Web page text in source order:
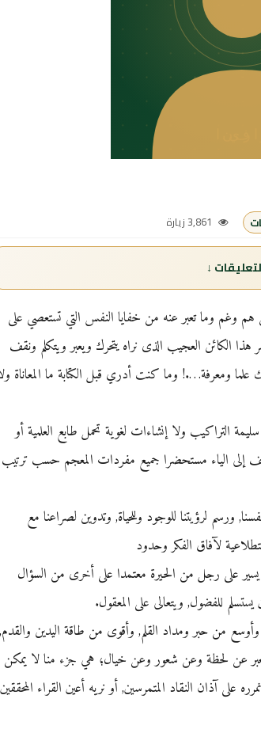
3,861 زيارة
هم وغم وما تعبر عنه من خفايا النفس التي تستعصي على
الكائن العجيب الذى نراه يتحرك ويعبر ويتكلم ونقف
ومعرفة….! وما كنت أدري قبل الكتابة ما المعاناة
التراكيب ولا إنشاءات لغوية تحمل طابع العلمية أو
إلى الياء مستحضرا جميع مفردات المعجم حسب ترتيب
ورسم لرؤيتنا للوجود وللحياة, وتدوين لصراعنا مع
لآفاق الفكر وحدود
يسير على رجل من الحيرة معتمدا على أخرى من السؤال
للفضول, ويتعالى على المعقول.
من حبر ومداد القلم, وأقوى من طاقة اليدين والقدم,
عن لحظة وعن شعور وعن خيال؛ هي جزء منا لا يمكن
على آذان النقاد المتمرسين, أو نريه أعين القراء